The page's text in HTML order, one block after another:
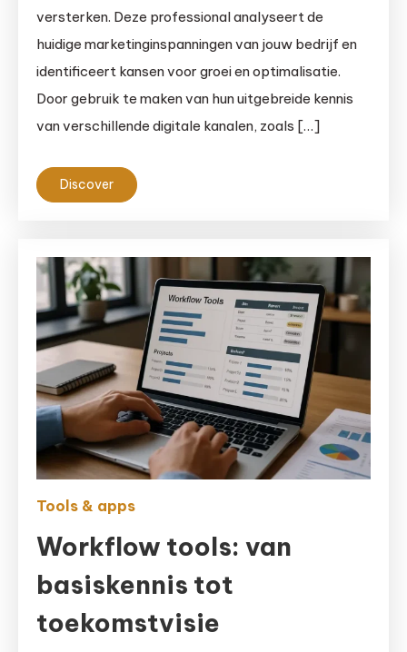
versterken. Deze professional analyseert de
huidige marketinginspanningen van jouw bedrijf en
identificeert kansen voor groei en optimalisatie.
Door gebruik te maken van hun uitgebreide kennis
van verschillende digitale kanalen, zoals […]
Discover
Tools & apps
Workflow tools: van
basiskennis tot
toekomstvisie